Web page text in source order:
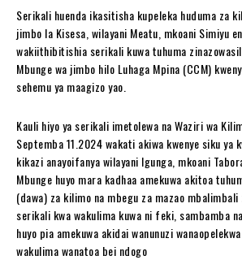
Serikali huenda ikasitisha kupeleka huduma za
jimbo la Kisesa, wilayani Meatu, mkoani Simiyu
wakiithibitishia serikali kuwa tuhuma
Mbunge wa jimbo hilo Luhaga Mpina (CCM)
sehemu ya maagizo yao.
Kauli hiyo ya serikali imetolewa na Waziri wa
Septemba 11.2024 wakati akiwa kwenye siku ya
kikazi anayoifanya wilayani Igunga, mkoani
Mbunge huyo mara kadhaa amekuwa akitoa
(dawa) za kilimo na mbegu za mazao mbalimbali
serikali kwa wakulima kuwa ni feki, sambamba
huyo pia amekuwa akidai wanunuzi
wakulima wanatoa bei ndogo